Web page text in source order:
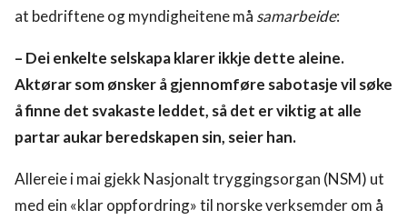
at bedriftene og myndigheitene må samarbeide:
– Dei enkelte selskapa klarer ikkje dette aleine.
Aktørar som ønsker å gjennomføre sabotasje vil søke
å finne det svakaste leddet, så det er viktig at alle
partar aukar beredskapen sin, seier han.
Allereie i mai gjekk Nasjonalt tryggingsorgan (NSM) ut
med ein «klar oppfordring» til norske verksemder om å